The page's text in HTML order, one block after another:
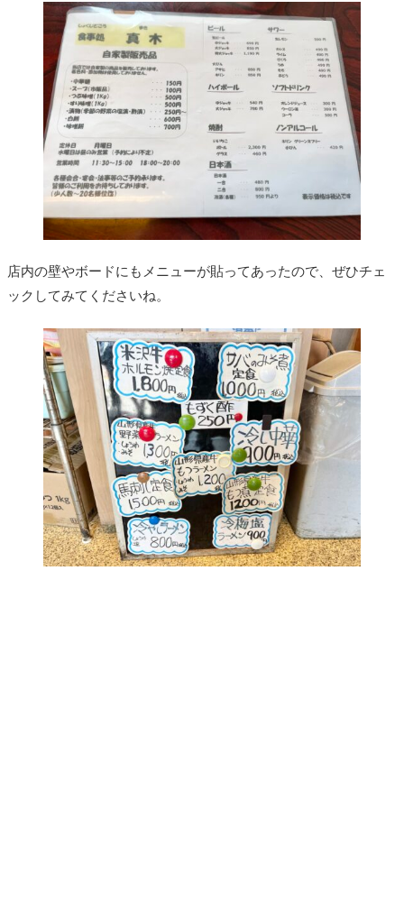
店内の壁やボードにもメニューが貼ってあったので、ぜひチェ
ックしてみてくださいね。